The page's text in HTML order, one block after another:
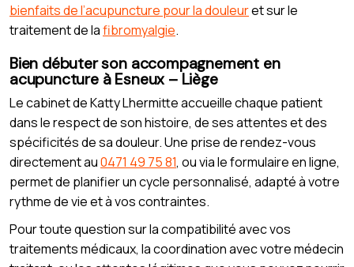
bienfaits de l’acupuncture pour la douleuret sur le
traitement de lafibromyalgie.
Bien débuter son accompagnement en
acupuncture à Esneux – Liège
Le cabinet de Katty Lhermitte accueille chaque patient
dans le respect de son histoire, de ses attentes et des
spécificités de sa douleur. Une prise de rendez-vous
directement au0471 49 75 81, ou via le formulaire en ligne,
permet de planifier un cycle personnalisé, adapté à votre
rythme de vie et à vos contraintes.
Pour toute question sur la compatibilité avec vos
traitements médicaux, la coordination avec votre médecin